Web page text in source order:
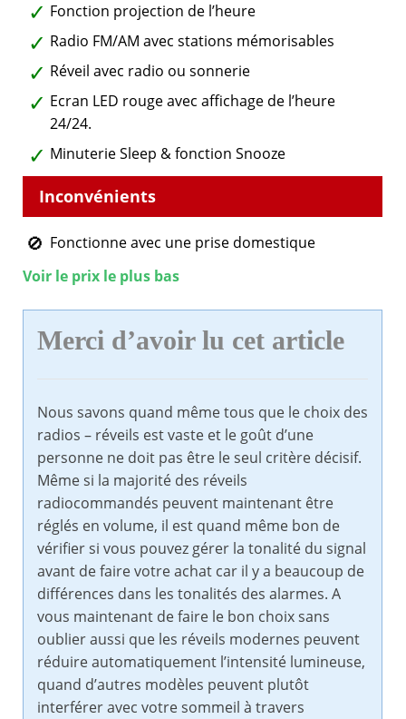
Fonction projection de l’heure
Radio FM/AM avec stations mémorisables
Réveil avec radio ou sonnerie
Ecran LED rouge avec affichage de l’heure
24/24.
Minuterie Sleep & fonction Snooze
Fonctionne avec une prise domestique
Voir le prix le plus bas
Merci d’avoir lu cet article
Nous savons quand même tous que le choix des
radios – réveils est vaste et le goût d’une
personne ne doit pas être le seul critère décisif.
Même si la majorité des réveils
radiocommandés peuvent maintenant être
réglés en volume, il est quand même bon de
vérifier si vous pouvez gérer la tonalité du signal
avant de faire votre achat car il y a beaucoup de
différences dans les tonalités des alarmes. A
vous maintenant de faire le bon choix sans
oublier aussi que les réveils modernes peuvent
réduire automatiquement l’intensité lumineuse,
quand d’autres modèles peuvent plutôt
interférer avec votre sommeil à travers